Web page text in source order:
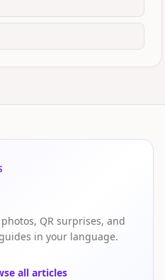
QR surprises, and
in your language.
all articles